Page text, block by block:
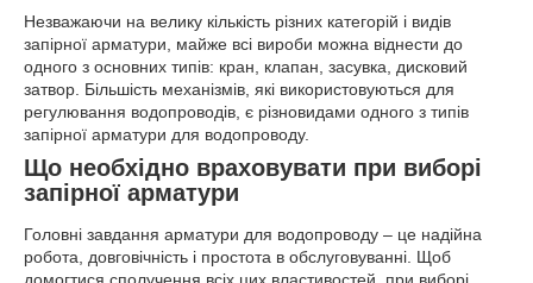
Незважаючи на велику кількість різних категорій і видів
запірної арматури, майже всі вироби можна віднести до
одного з основних типів: кран, клапан, засувка, дисковий
затвор. Більшість механізмів, які використовуються для
регулювання водопроводів, є різновидами одного з типів
запірної арматури для водопроводу.
Що необхідно враховувати при виборі
запірної арматури
Головні завдання арматури для водопроводу – це надійна
робота, довговічність і простота в обслуговуванні. Щоб